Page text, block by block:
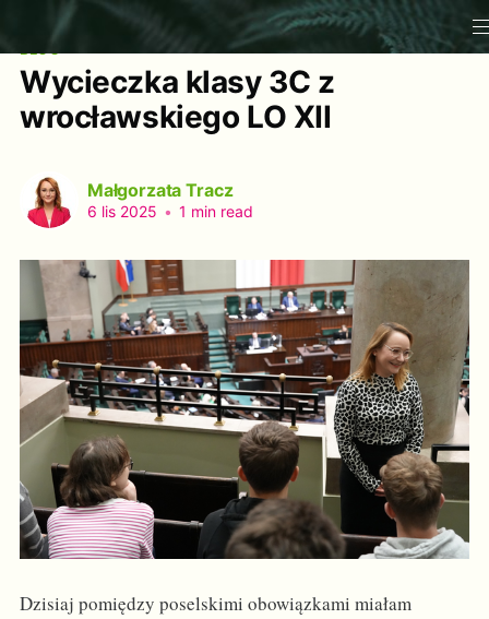
Wycieczka klasy 3C z
wrocławskiego LO XII
Małgorzata Tracz
6 lis 2025 • 1 min read
Dzisiaj pomiędzy poselskimi obowiązkami miałam